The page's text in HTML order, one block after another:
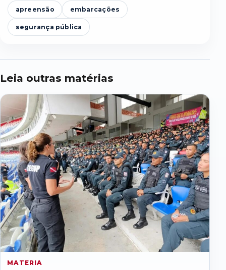
apreensão embarcações
segurança pública
Leia outras matérias
MATERIA